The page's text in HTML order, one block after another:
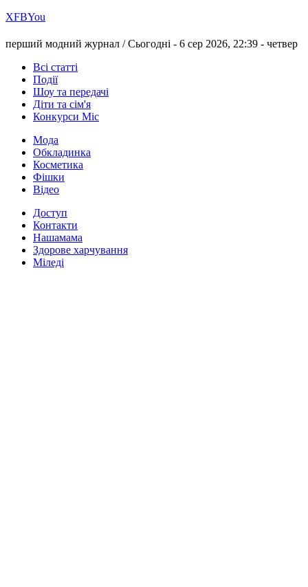
ХFBYou
перший модний журнал /Сьогодні - 6 сер 2026, 22:39 - четвер
Всі статті
Події
Шоу та передачі
Діти та сім'я
Конкурси Міс
Мода
Обкладинка
Косметика
Фішки
Відео
Доступ
Контакти
Нашамама
Здорове харчування
Міледі